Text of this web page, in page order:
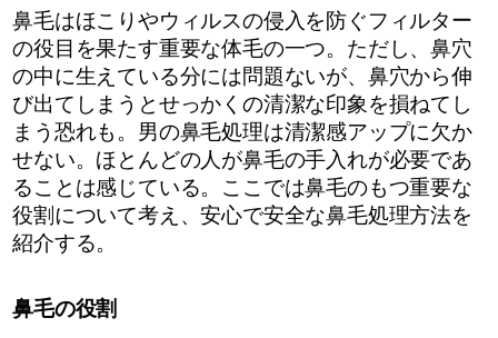
鼻毛はほこりやウィルスの侵入を防ぐフィルター
の役目を果たす重要な体毛の一つ。ただし、鼻穴
の中に生えている分には問題ないが、鼻穴から伸
び出てしまうとせっかくの清潔な印象を損ねてし
まう恐れも。男の鼻毛処理は清潔感アップに欠か
せない。ほとんどの人が鼻毛の手入れが必要であ
ることは感じている。ここでは鼻毛のもつ重要な
役割について考え、安心で安全な鼻毛処理方法を
紹介する。
鼻毛の役割